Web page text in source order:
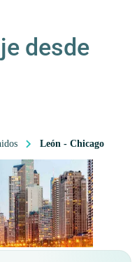
desde
León - Chicago